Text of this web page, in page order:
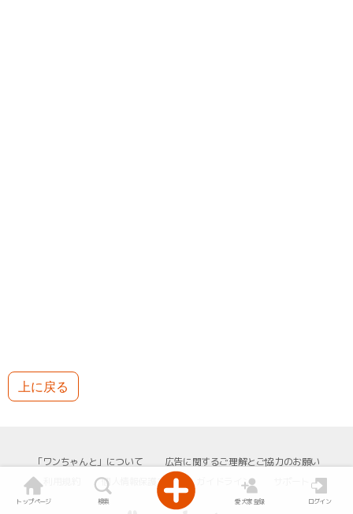
上に戻る
「ワンちゃんと」について
広告に関するご理解とご協力のお願い
個人情報保護方針 ガイドライン
トップページ 検索 愛犬家登録 ログイン